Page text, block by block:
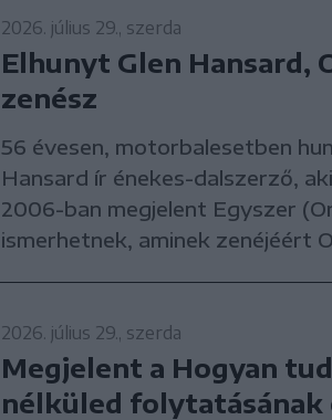
2026. július 29., szerda
Elhunyt Glen Hansard,
zenész
56 évesen, motorbalesetben
Hansard ír énekes-dalszerző,
2006-ban megjelent Egyszer
ismerhetnek, aminek zenéjéért
2026. július 29., szerda
Megjelent a Hogyan
nélküled folytatásának